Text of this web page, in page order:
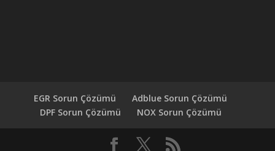
EGR Sorun Çözümü
Adblue Sorun Çözümü
DPF Sorun Çözümü
NOX Sorun Çözümü